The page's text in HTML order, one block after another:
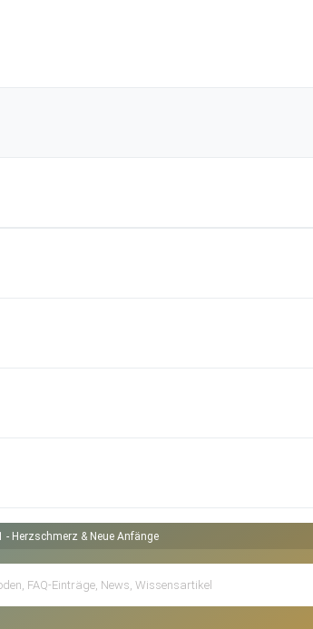
- Herzschmerz & Neue Anfänge